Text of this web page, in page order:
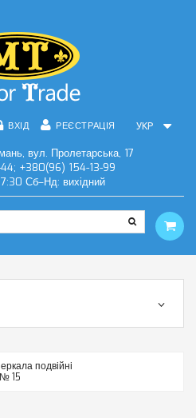
УКР
ВХІД РЕЄСТРАЦІЯ
вул. Пролетарська, 17
+380(96) 154-13-99
Сб–Нд: вихідний
подвійні
15